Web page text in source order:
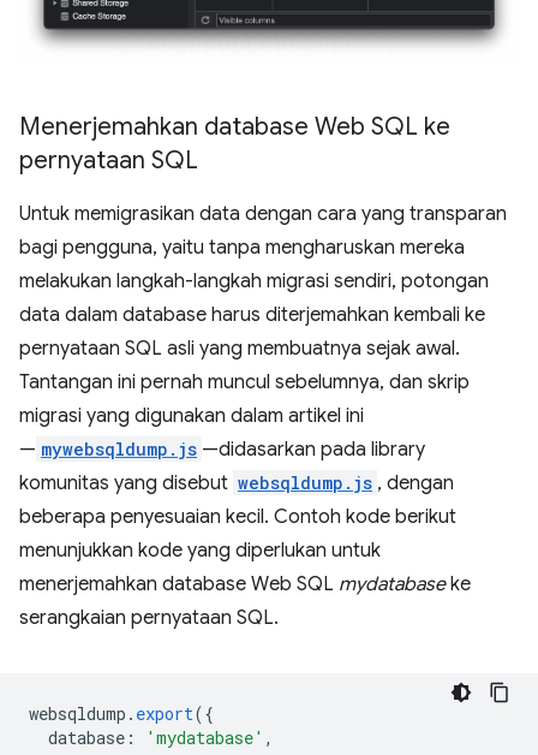
Menerjemahkan database Web SQL ke
pernyataan SQL
Untuk memigrasikan data dengan cara yang transparan
bagi pengguna, yaitu tanpa mengharuskan mereka
melakukan langkah-langkah migrasi sendiri, potongan
data dalam database harus diterjemahkan kembali ke
pernyataan SQL asli yang membuatnya sejak awal.
Tantangan ini pernah muncul sebelumnya, dan skrip
migrasi yang digunakan dalam artikel ini
— mywebsqldump.js —didasarkan pada library
komunitas yang disebut websqldump.js , dengan
beberapa penyesuaian kecil. Contoh kode berikut
menunjukkan kode yang diperlukan untuk
menerjemahkan database Web SQL mydatabaseke
serangkaian pernyataan SQL.
websqldump . export({
database : 'mydatabase' ,